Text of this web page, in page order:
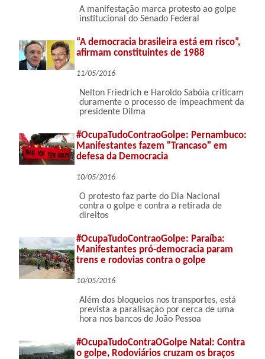
A manifestação marca protesto ao golpe
institucional do Senado Federal
“A democracia brasileira está em risco”,
afirmam constituintes de 1988
11/05/2016
Nelton Friedrich e Haroldo Sabóia criticam
duramente o processo de impeachment da
presidente Dilma
#OcupaTudoContraoGolpe: Pernambuco:
Manifestantes fazem "Trancaso" em
defesa da Democracia
10/05/2016
O protesto faz parte do Dia Nacional
contra o golpe e contra a retirada de
direitos
#OcupaTudoContraoGolpe: Paraíba:
Manifestantes pró-democracia param
trens e rodovias contra o golpe
10/05/2016
Além dos bloqueios nos transportes, está
prevista a paralisação por cerca de uma
hora nos bancos de João Pessoa
#OcupaTudoContraOGolpe Natal: Contra
o golpe, Rodoviários cruzam os braços